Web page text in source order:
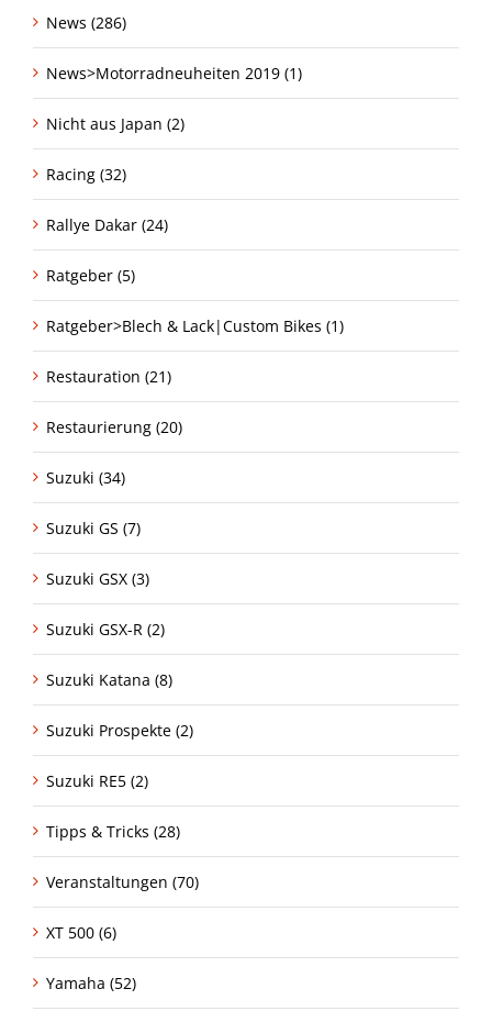
News (286)
News>Motorradneuheiten 2019 (1)
Nicht aus Japan (2)
Racing (32)
Rallye Dakar (24)
Ratgeber (5)
Ratgeber>Blech & Lack|Custom Bikes (1)
Restauration (21)
Restaurierung (20)
Suzuki (34)
Suzuki GS (7)
Suzuki GSX (3)
Suzuki GSX-R (2)
Suzuki Katana (8)
Suzuki Prospekte (2)
Suzuki RE5 (2)
Tipps & Tricks (28)
Veranstaltungen (70)
XT 500 (6)
Yamaha (52)